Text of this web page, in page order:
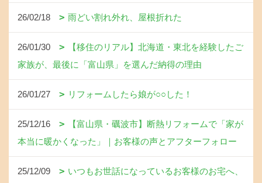
26/02/18 雨どい割れ外れ、屋根折れた
26/01/30
【移住のリアル】北海道・東北を経験したご
家族が、最後に「富山県」を選んだ納得の理由
26/01/27 リフォームしたら娘が○○した！
25/12/16
【富山県・礪波市】断熱リフォームで「家が
本当に暖かくなった」｜お客様の声とアフターフォロー
25/12/09
いつもお世話になっているお客様のお宅へ、